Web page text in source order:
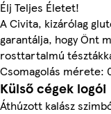
Élj Teljes Életet!
A Civita, kizárólag
garantálja, hogy Önt
rosttartalmú
Csomagolás mérete:
Külső cégek logói
Áthúzott kalász